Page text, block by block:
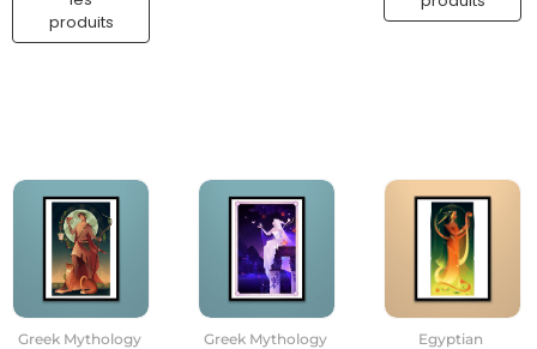
produits
Greek Mythology Greek Mythology
Egyptian